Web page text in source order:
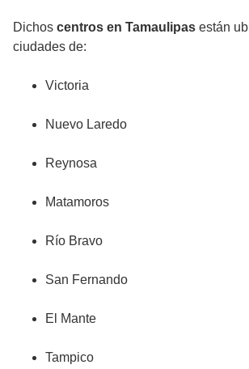
Dichos centros en Tamaulipas están
ciudades de:
Victoria
Nuevo Laredo
Reynosa
Matamoros
Río Bravo
San Fernando
El Mante
Tampico